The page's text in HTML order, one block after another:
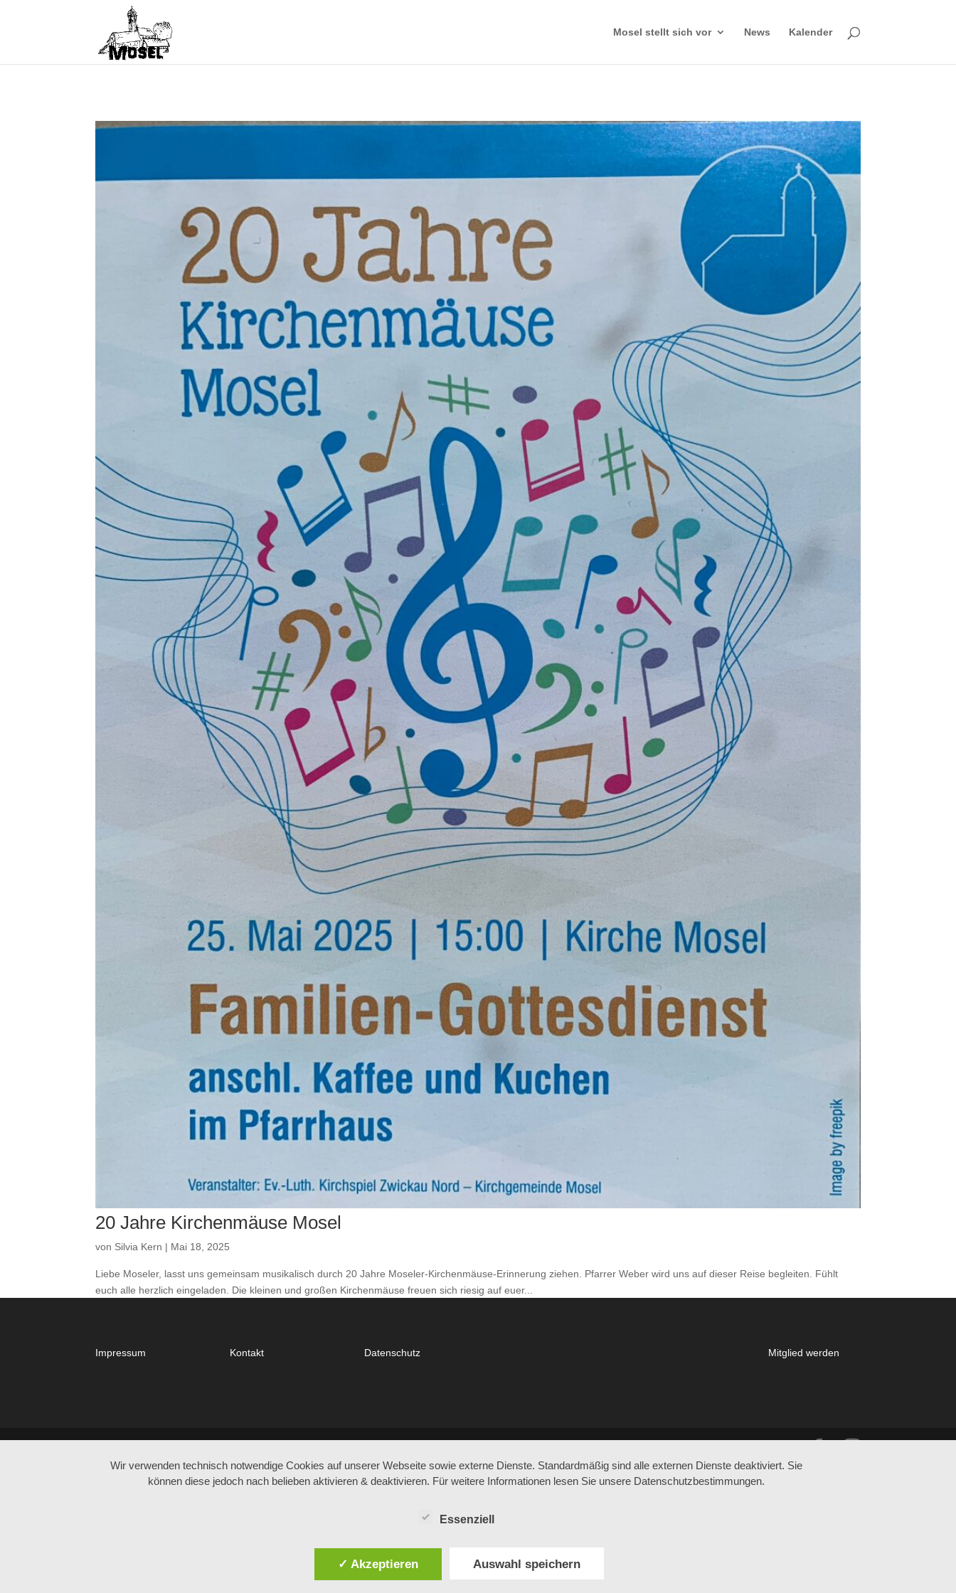
Mosel stellt sich vor News Kalender
20 Jahre Kirchenmäuse Mosel
von Silvia Kern | Mai 18, 2025
Liebe Moseler, lasst uns gemeinsam musikalisch durch 20 Jahre Moseler-Kirchenmäuse-Erinnerung ziehen. Pfarrer Weber wird uns auf dieser Reise begleiten. Fühlt
euch alle herzlich eingeladen. Die kleinen und großen Kirchenmäuse freuen sich riesig auf euer...
Impressum Kontakt Datenschutz Mitglied werden
Wir verwenden technisch notwendige Cookies auf unserer Webseite sowie externe Dienste. Standardmäßig sind alle externen Dienste deaktiviert. Sie
können diese jedoch nach belieben aktivieren & deaktivieren. Für weitere Informationen lesen Sie unsere Datenschutzbestimmungen.
Essenziell
✓ Akzeptieren Auswahl speichern